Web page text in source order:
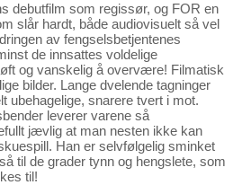
debutfilm som regissør, og FOR en
slår hardt, både audiovisuelt så vel
av fengselsbetjentenes
de innsattes voldelige
og vanskelig å overvære! Filmatisk
bilder. Lange dvelende tagninger
ubehagelige, snarere tvert i mot.
leverer varene så
jævlig at man nesten ikke kan
Han er selvfølgelig sminket
til de grader tynn og hengslete, som
til!